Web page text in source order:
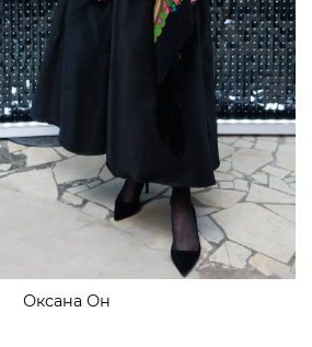
Оксана Он